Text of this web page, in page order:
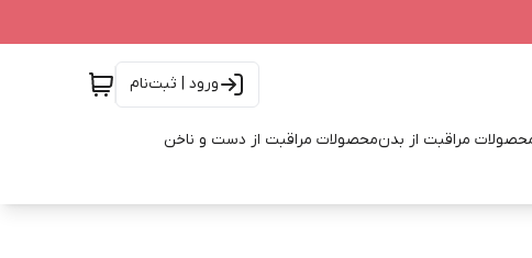
ورود | ثبت‌نام
مراقبت از بدنمحصولات مراقبت از دست و ناخن